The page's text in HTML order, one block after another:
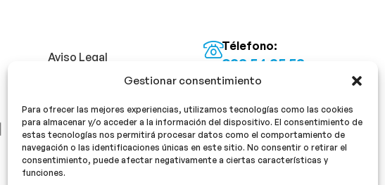
Gestionar consentimiento
Para ofrecer las mejores experiencias, utilizamos tecnologías como las cookies
para almacenar y/o acceder a la información del dispositivo. El consentimiento de
estas tecnologías nos permitirá procesar datos como el comportamiento de
navegación o las identificaciones únicas en este sitio. No consentir o retirar el
consentimiento, puede afectar negativamente a ciertas características y
funciones.
Aviso Legal
Política de Privacidad
Política de cookies
Télefono:
922 54 25 53
Email:
¡Síguenos!